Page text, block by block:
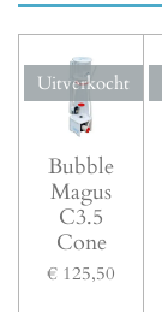
Uitverkocht
Bubble
Magus
C3.5
Cone
€ 125,50